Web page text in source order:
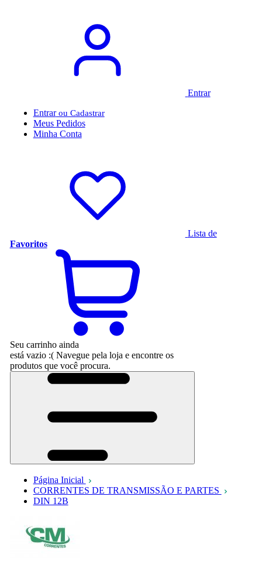
Entrar
Entrar
Meus Pedidos
Minha Conta
Lista de
Favoritos
Seu carrinho ainda
está vazio :( Navegue pela loja e encontre os
produtos que você procura.
Página Inicial
CORRENTES DE TRANSMISSÃO E PARTES
DIN 12B